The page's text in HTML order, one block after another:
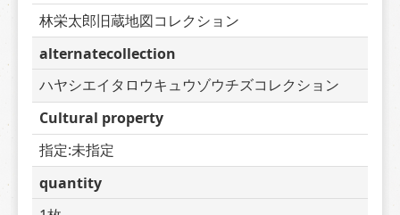
林栄太郎旧蔵地図コレクション
alternatecollection
ハヤシエイタロウキュウゾウチズコレクション
Cultural property
指定:未指定
quantity